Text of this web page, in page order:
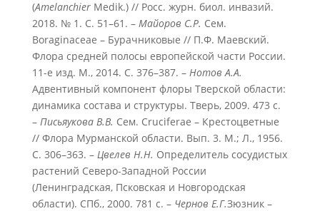
(AmelanchierMedik.) // Росс. журн. биол. инвазий.
2018. № 1. С. 51–61. – Майоров С.Р. Сем.
Boraginaceae – Бурачниковые // П.Ф. Маевский.
Флора средней полосы европейской части России.
11-е изд. М., 2014. С. 376–387. – Нотов А.А.
Адвентивный компонент флоры Тверской области:
динамика состава и структуры. Тверь, 2009. 473 с.
– Письяукова В.В. Сем. Cruciferae – Крестоцветные
// Флора Мурманской области. Вып. 3. М.; Л., 1956.
С. 306–363. – Цвелев Н.Н. Определитель сосудистых
растений Северо-Западной России
(Ленинградская, Псковская и Новгородская
области). СПб., 2000. 781 с. – Чернов Е.Г.Зюзник –